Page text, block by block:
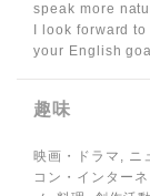
speak more
I look forward
your English
趣味
映画・ドラマ, ニ
コン・インター